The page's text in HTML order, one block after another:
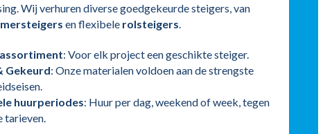
Wij verhuren diverse goedgekeurde steigers, van
en flexibele rolsteigers
: Voor elk project een geschikte steiger.
Gekeurd: Onze materialen voldoen aan de strengste
huurperiodes: Huur per dag, weekend of week, tegen
tarieven.